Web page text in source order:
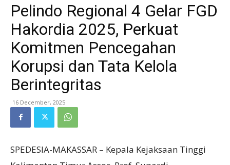
Pelindo Regional 4 Gelar FGD
Hakordia 2025, Perkuat
Komitmen Pencegahan
Korupsi dan Tata Kelola
Berintegritas
16 December, 2025
SPEDESIA-MAKASSAR – Kepala Kejaksaan Tinggi